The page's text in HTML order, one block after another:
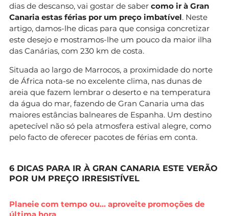
dias de descanso, vai gostar de saber como ir à Gran
Canaria estas férias por um preço imbatível. Neste
artigo, damos-lhe dicas para que consiga concretizar
este desejo e mostramos-lhe um pouco da maior ilha
das Canárias, com 230 km de costa.
Situada ao largo de Marrocos, a proximidade do norte
de África nota-se no excelente clima, nas dunas de
areia que fazem lembrar o deserto e na temperatura
da água do mar, fazendo de Gran Canaria uma das
maiores estâncias balneares de Espanha. Um destino
apetecível não só pela atmosfera estival alegre, como
pelo facto de oferecer pacotes de férias em conta.
6 DICAS PARA IR À GRAN CANARIA ESTE VERÃO
POR UM PREÇO IRRESISTÍVEL
Planeie com tempo ou… aproveite promoções de